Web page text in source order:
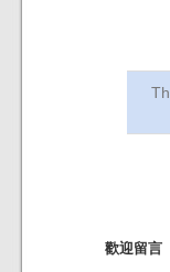
歡迎留言